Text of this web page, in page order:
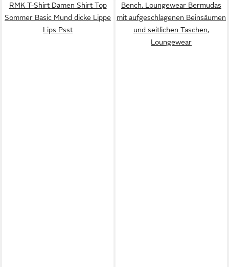
RMK T-Shirt Damen Shirt Top
Sommer Basic Mund dicke Lippe
Lips Psst
Bench. Loungewear Bermudas
mit aufgeschlagenen Beinsäumen
und seitlichen Taschen,
Loungewear